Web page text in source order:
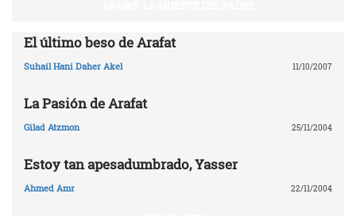
El último beso de Arafat
Suhail Hani Daher Akel 11/10/2007
La Pasión de Arafat
Gilad Atzmon 25/11/2004
Estoy tan apesadumbrado, Yasser
Ahmed Amr 22/11/2004